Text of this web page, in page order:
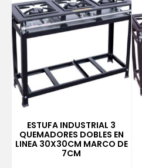
ESTUFA INDUSTRIAL 3
QUEMADORES DOBLES EN
LINEA 30X30CM MARCO DE
7CM